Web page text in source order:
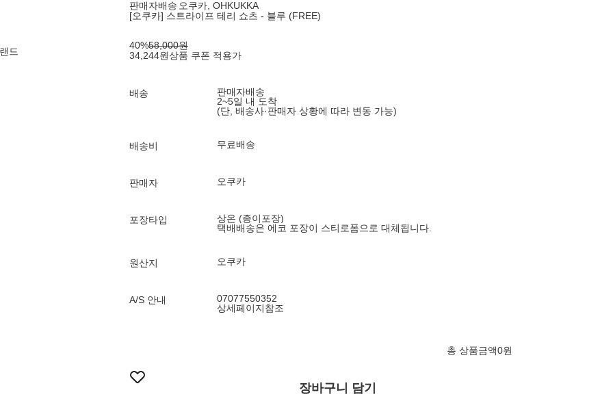
드
판매자배송 오쿠카, OHKUKKA
[오쿠카] 스트라이프 테리 쇼츠 - 블루 (FREE)
40%58,000원
34,244원상품 쿠폰 적용가
배송
판매자배송
2~5일 내 도착
(단, 배송사·판매자 상황에 따라 변동 가능)
배송비 무료배송
판매자 오쿠카
포장타입
상온 (종이포장)
택배배송은 에코 포장이 스티로폼으로 대체됩니다.
원산지 오쿠카
A/S 안내
07077550352
상세페이지참조
총 상품금액0원
장바구니 담기